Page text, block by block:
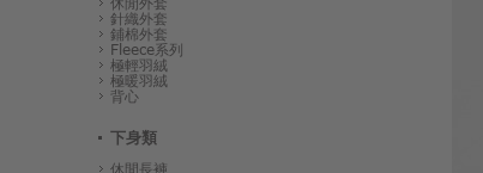
針織外套
鋪棉外套
Fleece系列
極輕羽絨
極暖羽絨
背心
下身類
休閒長褲